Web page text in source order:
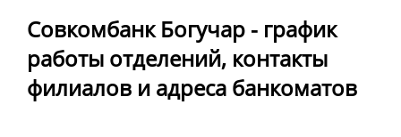
Совкомбанк Богучар - график
работы отделений, контакты
филиалов и адреса банкоматов